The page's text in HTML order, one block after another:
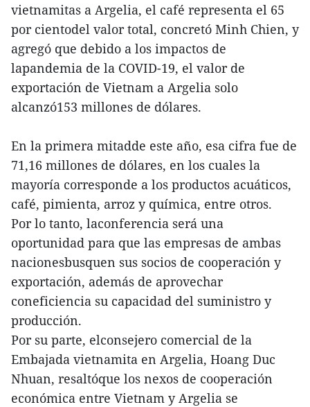
vietnamitas a Argelia, el café representa el 65
por cientodel valor total, concretó Minh Chien, y
agregó que debido a los impactos de
lapandemia de la COVID-19, el valor de
exportación de Vietnam a Argelia solo
alcanzó153 millones de dólares.
En la primera mitadde este año, esa cifra fue de
71,16 millones de dólares, en los cuales la
mayoría corresponde a los productos acuáticos,
café, pimienta, arroz y química, entre otros.
Por lo tanto, laconferencia será una
oportunidad para que las empresas de ambas
nacionesbusquen sus socios de cooperación y
exportación, además de aprovechar
coneficiencia su capacidad del suministro y
producción.
Por su parte, elconsejero comercial de la
Embajada vietnamita en Argelia, Hoang Duc
Nhuan, resaltóque los nexos de cooperación
económica entre Vietnam y Argelia se